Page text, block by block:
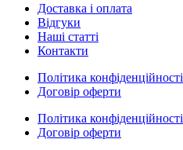
Доставка і оплата
Відгуки
Наші статті
Контакти
Політика конфіденційності
Договір оферти
Політика конфіденційності
Договір оферти